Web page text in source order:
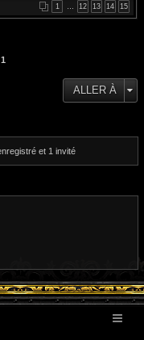
1 … 12 13 14 15
1
ALLER À
et 1 invité